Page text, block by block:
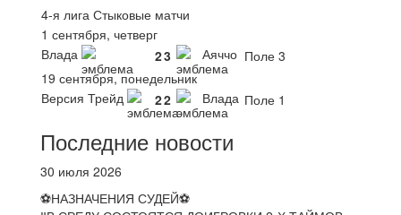
4-я лига Стыковые матчи
1 сентября, четверг
Влада
23 Аяччо Поле 3
19 сентября, понедельник
Версия Трейд
22 Влада Поле 1
Последние новости
30 июля 2026
⚽НАЗНАЧЕНИЯ СУДЕЙ⚽